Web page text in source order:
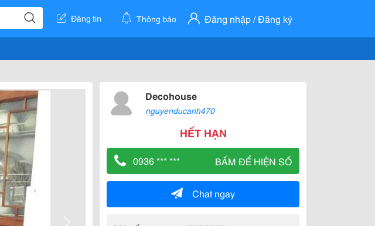
Đăng tin Thông báo Đăng nhập / Đăng ký
Decohouse
nguyenducanh470
HẾT HẠN
0936 *** *** BẤM ĐỂ HIỆN SỐ
Chat ngay